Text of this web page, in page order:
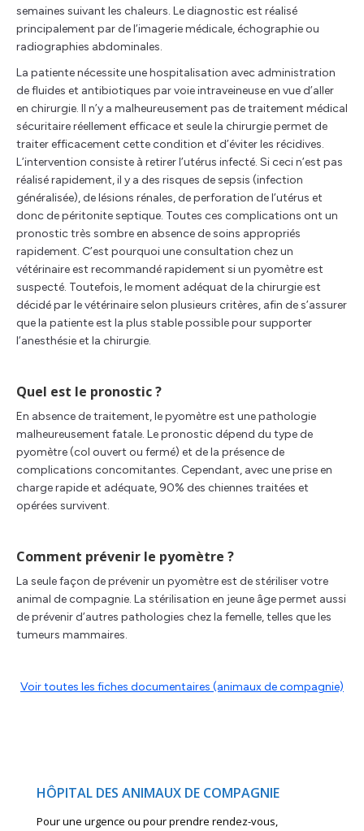
semaines suivant les chaleurs. Le diagnostic est réalisé
principalement par de l’imagerie médicale, échographie ou
radiographies abdominales.
La patiente nécessite une hospitalisation avec administration
de fluides et antibiotiques par voie intraveineuse en vue d’aller
en chirurgie. Il n’y a malheureusement pas de traitement médical
sécuritaire réellement efficace et seule la chirurgie permet de
traiter efficacement cette condition et d’éviter les récidives.
L’intervention consiste à retirer l’utérus infecté. Si ceci n’est pas
réalisé rapidement, il y a des risques de sepsis (infection
généralisée), de lésions rénales, de perforation de l’utérus et
donc de péritonite septique. Toutes ces complications ont un
pronostic très sombre en absence de soins appropriés
rapidement. C’est pourquoi une consultation chez un
vétérinaire est recommandé rapidement si un pyomètre est
suspecté. Toutefois, le moment adéquat de la chirurgie est
décidé par le vétérinaire selon plusieurs critères, afin de s’assurer
que la patiente est la plus stable possible pour supporter
l’anesthésie et la chirurgie.
Quel est le pronostic ?
En absence de traitement, le pyomètre est une pathologie
malheureusement fatale. Le pronostic dépend du type de
pyomètre (col ouvert ou fermé) et de la présence de
complications concomitantes. Cependant, avec une prise en
charge rapide et adéquate, 90% des chiennes traitées et
opérées survivent.
Comment prévenir le pyomètre ?
La seule façon de prévenir un pyomètre est de stériliser votre
animal de compagnie. La stérilisation en jeune âge permet aussi
de prévenir d’autres pathologies chez la femelle, telles que les
tumeurs mammaires.
Voir toutes les fiches documentaires (animaux de compagnie)
HÔPITAL DES ANIMAUX DE COMPAGNIE
Pour une urgence ou pour prendre rendez-vous,